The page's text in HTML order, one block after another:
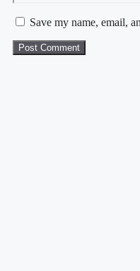
Save my name, email,